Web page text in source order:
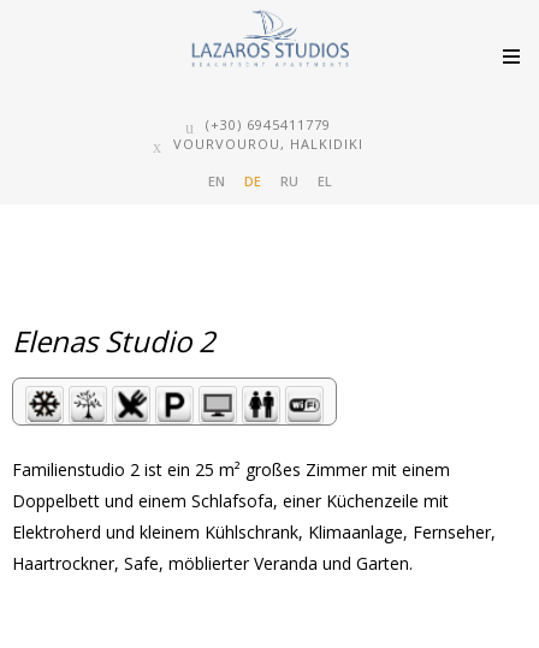
EN DE RU EL
(+30) 6945411779
VOURVOUROU, HALKIDIKI
Elenas Studio 2
Familienstudio 2 ist ein 25 m² großes Zimmer mit einem
Doppelbett und einem Schlafsofa, einer Küchenzeile mit
Elektroherd und kleinem Kühlschrank, Klimaanlage, Fernseher,
Haartrockner, Safe, möblierter Veranda und Garten.